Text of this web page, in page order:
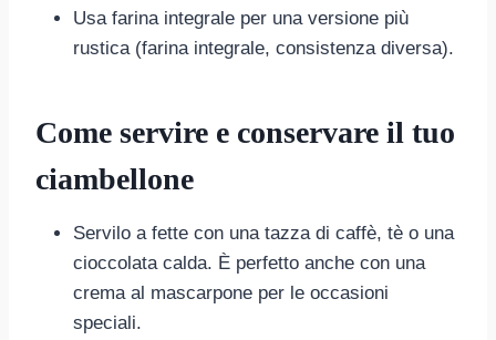
Usa farina integrale per una versione più
rustica (farina integrale, consistenza diversa).
Come servire e conservare il tuo
ciambellone
Servilo a fette con una tazza di caffè, tè o una
cioccolata calda. È perfetto anche con una
crema al mascarpone per le occasioni
speciali.